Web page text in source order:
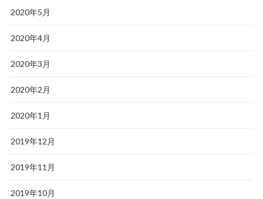
2020年5月
2020年4月
2020年3月
2020年2月
2020年1月
2019年12月
2019年11月
2019年10月